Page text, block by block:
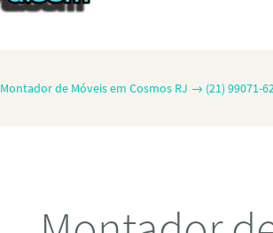
Montador de Móveis em Cosmos RJ → (21) 99071-